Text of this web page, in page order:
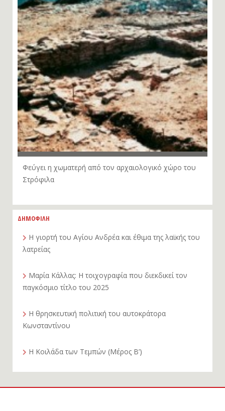
Φεύγει η χωματερή από τον αρχαιολογικό χώρο του
Στρόφιλα
ΔΗΜΟΦΙΛΗ
Η γιορτή του Αγίου Ανδρέα και έθιμα της λαϊκής του
λατρείας
Μαρία Κάλλας: Η τοιχογραφία που διεκδικεί τον
παγκόσμιο τίτλο του 2025
Η θρησκευτική πολιτική του αυτοκράτορα
Κωνσταντίνου
Η Κοιλάδα των Τεμπών (Μέρος Β’)